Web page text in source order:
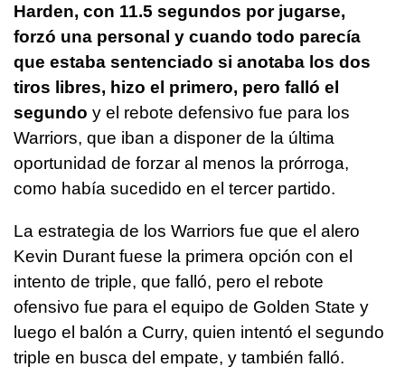
Harden, con 11.5 segundos por jugarse,
forzó una personal y cuando todo parecía
que estaba sentenciado si anotaba los dos
tiros libres, hizo el primero, pero falló el
segundo y el rebote defensivo fue para los
Warriors, que iban a disponer de la última
oportunidad de forzar al menos la prórroga,
como había sucedido en el tercer partido.
La estrategia de los Warriors fue que el alero
Kevin Durant fuese la primera opción con el
intento de triple, que falló, pero el rebote
ofensivo fue para el equipo de Golden State y
luego el balón a Curry, quien intentó el segundo
triple en busca del empate, y también falló.